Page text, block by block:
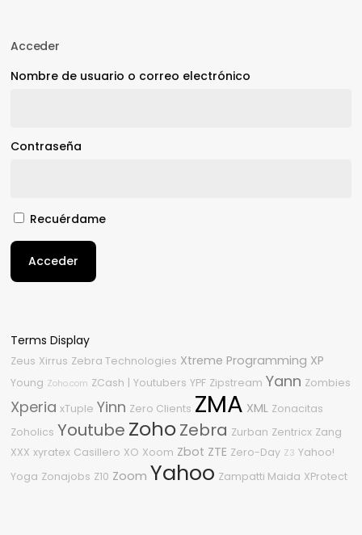
Acceder
Nombre de usuario o correo electrónico
Contraseña
Recuérdame
Acceder
Terms Display
Zeus Xirrus Zebra Technologies Xtreme Programming XP
Young Zoho.com ZCash | Youtubers YPF Zipstream Yann Zombies
Xperia xTuple Yinn Zero Clients ZMA XML Zonacitas
Zoholics Youtube ZohoZebra Zurban Zentricx Zang
XXX xyratex Casillero XO Xoom Zbot ZTE Zero-Day Z3 Yahoo!
Yoga Zonajobs Z10 Zoom Yahoo Zampatti Maida XProtect